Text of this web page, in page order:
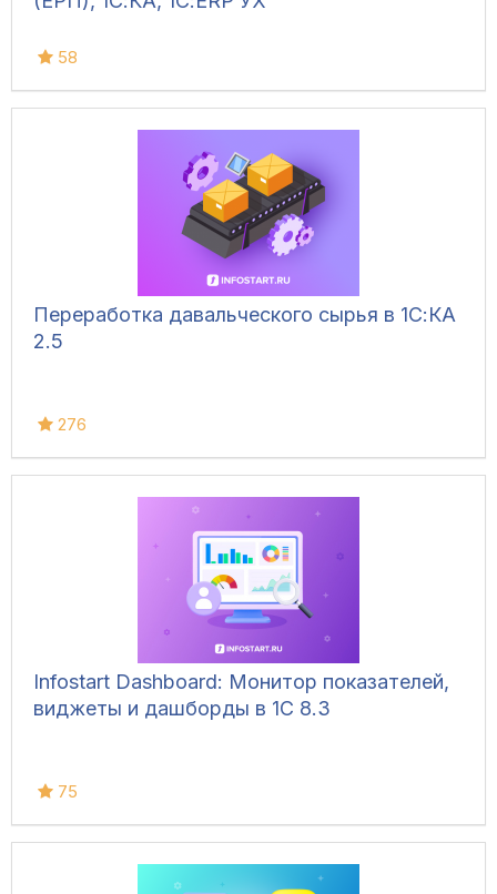
58
Переработка давальческого сырья в 1С:КА
2.5
276
Infostart Dashboard: Монитор показателей,
виджеты и дашборды в 1С 8.3
75